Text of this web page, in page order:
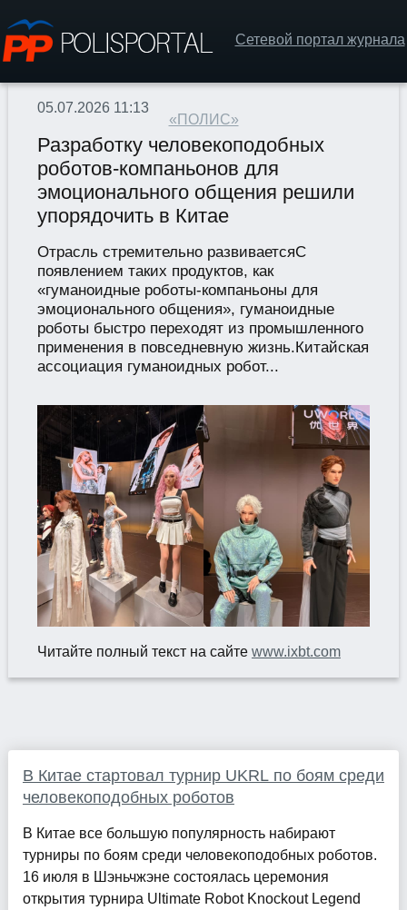
Сетевой портал журнала
«ПОЛИС»
05.07.2026 11:13
Разработку человекоподобных
роботов-компаньонов для
эмоционального общения решили
упорядочить в Китае
Отрасль стремительно развиваетсяС
появлением таких продуктов, как
«гуманоидные роботы-компаньоны для
эмоционального общения», гуманоидные
роботы быстро переходят из промышленного
применения в повседневную жизнь.Китайская
ассоциация гуманоидных робот...
Читайте полный текст на сайте www.ixbt.com
В Китае стартовал турнир UKRL по боям среди
человекоподобных роботов
В Китае все большую популярность набирают
турниры по боям среди человекоподобных роботов.
16 июля в Шэньчжэне состоялась церемония
открытия турнира Ultimate Robot Knockout Legend